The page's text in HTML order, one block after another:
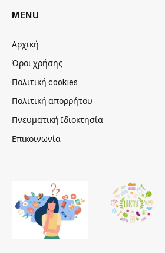
MENU
Αρχική
Όροι χρήσης
Πολιτική cookies
Πολιτική απορρήτου
Πνευματική Ιδιοκτησία
Επικοινωνία